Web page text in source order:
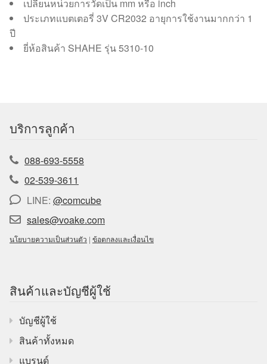
เปลี่ยนหน่วยการวัดเป็น mm หรือ inch
ประเภทแบตเตอรี่ 3V CR2032 อายุการใช้งานมากกว่า 1
ปี
ยี่ห้อสินค้า SHAHE รุ่น 5310-10
บริการลูกค้า
088-693-5558
02-539-3611
LINE: @comcube
sales@voake.com
นโยบายความเป็นส่วนตัว | ข้อตกลงและเงื่อนไข
สินค้าและบัญชีผู้ใช้
บัญชีผู้ใช้
สินค้าทั้งหมด
แบรนด์